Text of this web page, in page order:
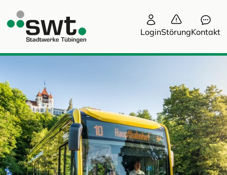
LoginStörungKontakt